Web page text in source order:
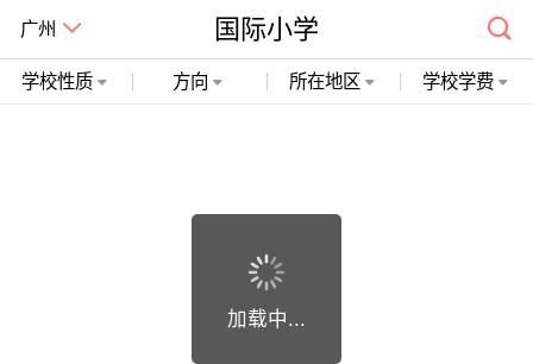
广州 国际小学
学校性质 方向 所在地区 学校学费
加载中...